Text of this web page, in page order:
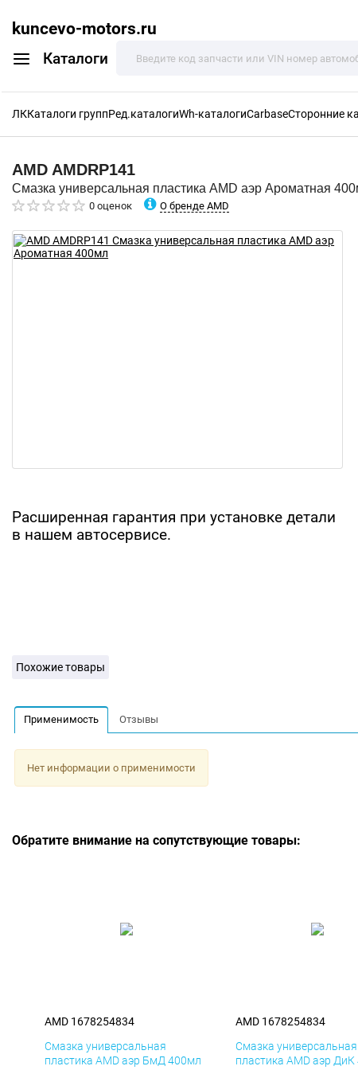
kuncevo-motors.ru
Каталоги
ЛККаталоги группРед.каталогиWh-каталогиCarbaseСторонние
AMD AMDRP141
Смазка универсальная пластика AMD аэр Ароматная
0 оценок О бренде AMD
Расширенная гарантия при установке детали
в нашем автосервисе.
Похожие товары
Применимость Отзывы
Нет информации о применимости
Обратите внимание на сопутствующие товары:
AMD 1678254834
Смазка универсальная
пластика AMD аэр БмД 400мл
AMD 1678254834
Смазка универсальная
пластика AMD аэр